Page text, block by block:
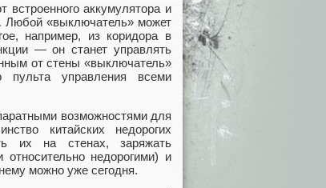
встроенного аккумулятора и
Любой «выключатель» может
например, из коридора в
— он станет управлять
от стены «выключатель»
пульта управления всеми
возможностями для
китайских недорогих
их на стенах, заряжать
недорогими) и
можно уже сегодня.